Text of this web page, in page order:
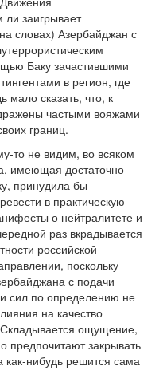
заигрывает
словах) Азербайджан с
Баку зачастившими
в регион, где
мало сказать, что, к
частыми вояжами
границ.
то не видим, во всяком
имеющая достаточно
принудила бы
в практическую
о нейтралитете и
раз вкрадывается
российской
поскольку
с подачи
и сил по определению не
на качество
Складывается ощущение,
предпочитают закрывать
как-нибудь решится сама